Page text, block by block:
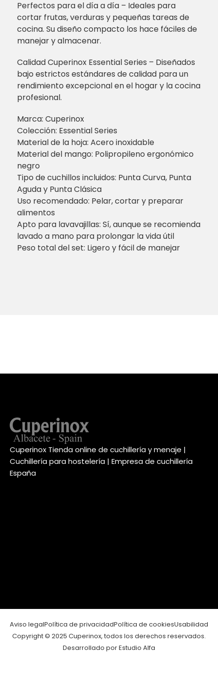
Perfectos para el día a día – Ideales para
cortar frutas, verduras y pequeñas tareas de
cocina. Su diseño compacto los hace fáciles de
manejar y almacenar.
Calidad Cuperinox Essential Series – Diseñados
bajo estrictos estándares de calidad para un
rendimiento excepcional en el hogar y la cocina
profesional.
Marca: Cuperinox
Colección: Essential Series
Material de la hoja: Acero inoxidable
Material del mango: Polipropileno ergonómico
negro
Tipo de cuchillos incluidos: Punta Curva, Punta
Aguda y Punta Clásica
Uso recomendado: Pelar, cortar y preparar
alimentos
Apto para lavavajillas: Sí, aunque se recomienda
lavado a mano para prolongar la vida útil
Peso total del set: Ligero y fácil de manejar
Cuperinox Tienda online de cuchillería y menaje |
Cuchillería para hostelería | Empresa de cuchillería
España
Aviso legalPolítica de privacidadPolítica de cookiesUsabilidad
Copyright © 2025 Cuperinox, todos los derechos reservados.
Desarrollado por Estudio Alfa